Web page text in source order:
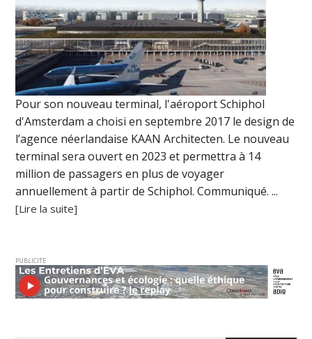
Pour son nouveau terminal, l'aéroport Schiphol
d'Amsterdam a choisi en septembre 2017 le design de
l’agence néerlandaise KAAN Architecten. Le nouveau
terminal sera ouvert en 2023 et permettra à 14
million de passagers en plus de voyager
annuellement à partir de Schiphol. Communiqué. ...
[Lire la suite]
PUBLICITE